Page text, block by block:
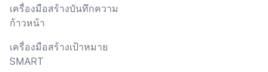
เครื่องมือสร้างบันทึกความ
ก้าวหน้า
เครื่องมือสร้างเป้าหมาย
SMART